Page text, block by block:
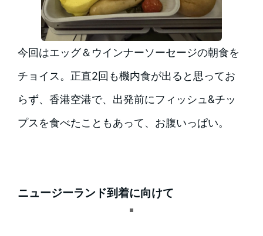
今回はエッグ＆ウインナーソーセージの朝食を
チョイス。正直2回も機内食が出ると思ってお
らず、香港空港で、出発前にフィッシュ&チッ
プスを食べたこともあって、お腹いっぱい。
ニュージーランド到着に向けて